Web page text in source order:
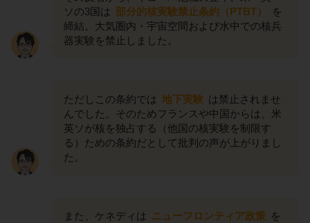
ソの3国は 部分的核実験禁止条約（PTBT）
を
締結。大気圏内・宇宙空間および水中での核兵
器実験を禁止しました。
ただしこの条約では 地下実験 は禁止されませ
んでした。そのためフランスや中国からは、米
英ソが核を独占する（他国の核実験を制限す
る）ための条約だとして批判の声が上がりまし
た。
また、ケネディは ニューフロンティア政策 を